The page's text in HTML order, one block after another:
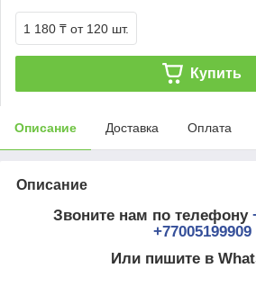
1 180 ₸ от 120 шт.
Купить
Описание Доставка Оплата
Описание
Звоните нам по телефону
+77005199909
Или пишите в